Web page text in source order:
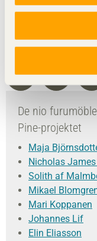
Foto Magnus Glans
De nio
Pine-projektet
Maja
Nicholas
Solith af
Mikael
Mari Koppanen
Johannes Lif
Elin Eliasson